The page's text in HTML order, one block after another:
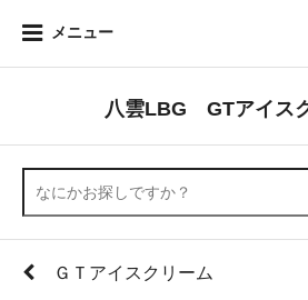
メニュー
八雲LBG GTアイス
ＧＴアイスクリーム